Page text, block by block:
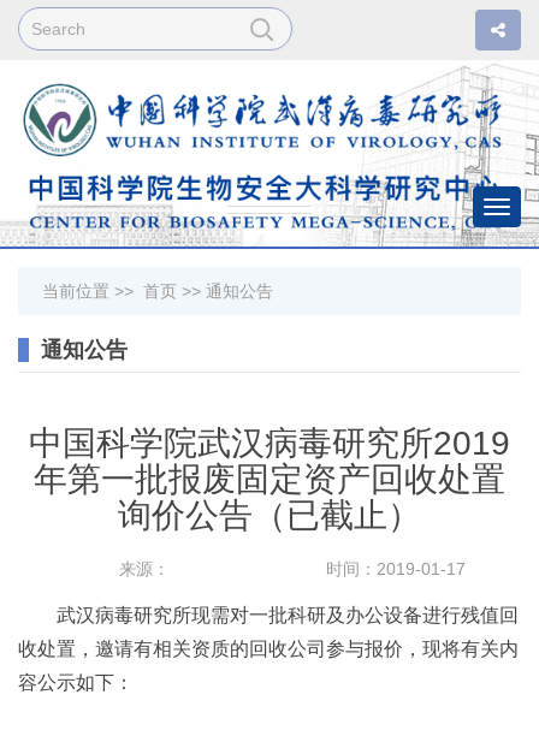
当前位置 >> 首页 >> 通知公告
通知公告
中国科学院武汉病毒研究所2019
年第一批报废固定资产回收处置
询价公告（已截止）
来源： 时间：2019-01-17
武汉病毒研究所现需对一批科研及办公设备进行残值回
收处置，邀请有相关资质的回收公司参与报价，现将有关内
容公示如下：